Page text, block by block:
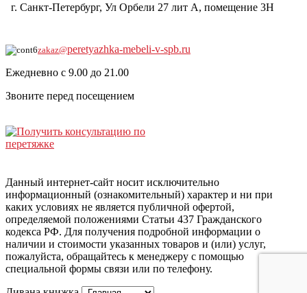
г. Санкт-Петербург, Ул Орбели 27 лит А, помещение 3Н
zakaz@peretyazhka-mebeli-v-spb.ru
Ежедневно с 9.00 до 21.00
Звоните перед посещением
Данный интернет-сайт носит исключительно
информационный (ознакомительный) характер и ни при
каких условиях не является публичной офертой,
определяемой положениями Статьи 437 Гражданского
кодекса РФ. Для получения подробной информации о
наличии и стоимости указанных товаров и (или) услуг,
пожалуйста, обращайтесь к менеджеру с помощью
специальной формы связи или по телефону.